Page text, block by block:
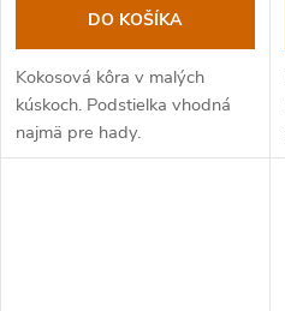
DO KOŠÍKA
Kokosová kôra v malých
kúskoch. Podstielka vhodná
najmä pre hady.